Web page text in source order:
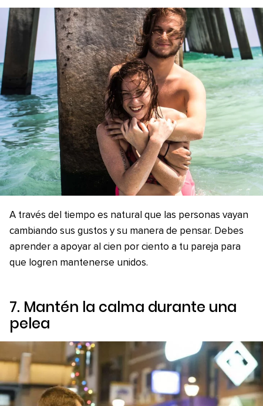
A través del tiempo es natural que las personas vayan
cambiando sus gustos y su manera de pensar. Debes
aprender a apoyar al cien por ciento a tu pareja para
que logren mantenerse unidos.
7. Mantén la calma durante una
pelea